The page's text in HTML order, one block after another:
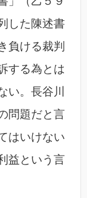
した陳述書
負ける裁判
する為とは
い。長谷川
問題だと言
はいけない
益という言